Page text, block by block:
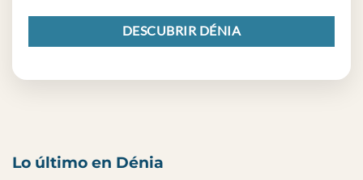
DESCUBRIR DÉNIA
Lo último en Dénia